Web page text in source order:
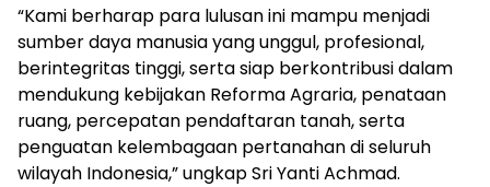
“Kami berharap para lulusan ini mampu menjadi
sumber daya manusia yang unggul, profesional,
berintegritas tinggi, serta siap berkontribusi dalam
mendukung kebijakan Reforma Agraria, penataan
ruang, percepatan pendaftaran tanah, serta
penguatan kelembagaan pertanahan di seluruh
wilayah Indonesia,” ungkap Sri Yanti Achmad.